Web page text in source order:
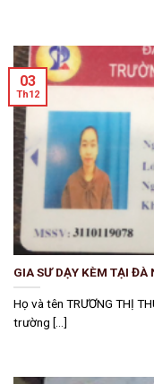
GIA SƯ DẠY KÈM TẠI ĐÀ
Họ và tên TRƯƠNG THỊ
trường [...]
03
Th12